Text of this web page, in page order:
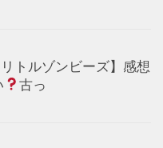
トルゾンビーズ】感想
古っ